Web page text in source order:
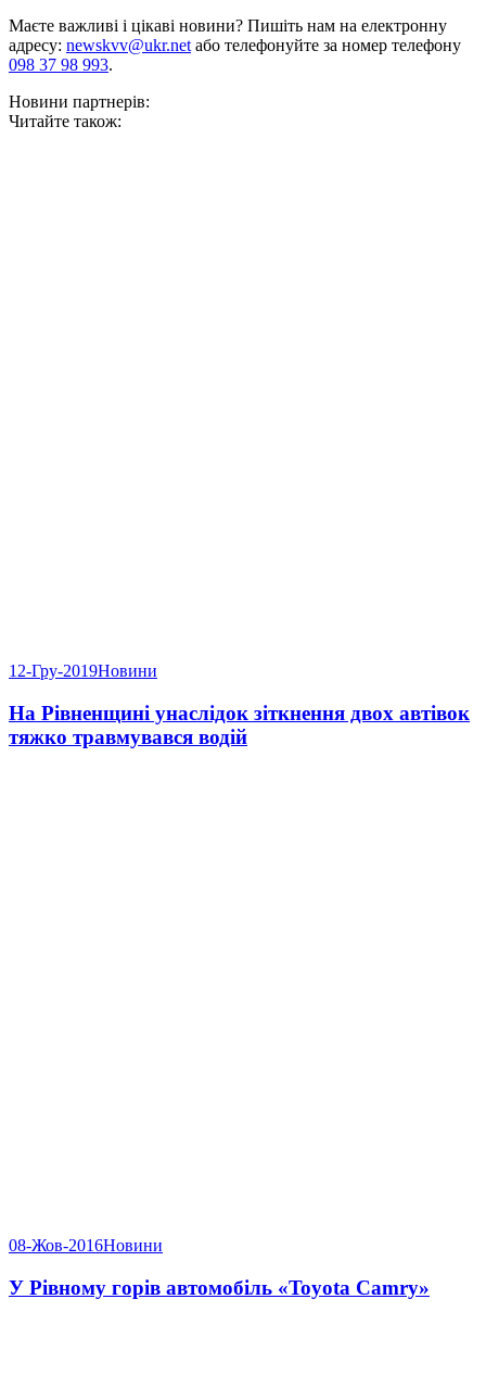
Маєте важливі і цікаві новини? Пишіть нам на електронну
адресу: newskvv@ukr.netабо телефонуйте за номер телефону
098 37 98 993.
Новини партнерів:
Читайте також:
12-Гру-2019Новини
На Рівненщині унаслідок зіткнення двох автівок
тяжко травмувався водій
08-Жов-2016Новини
У Рівному горів автомобіль «Toyota Camry»